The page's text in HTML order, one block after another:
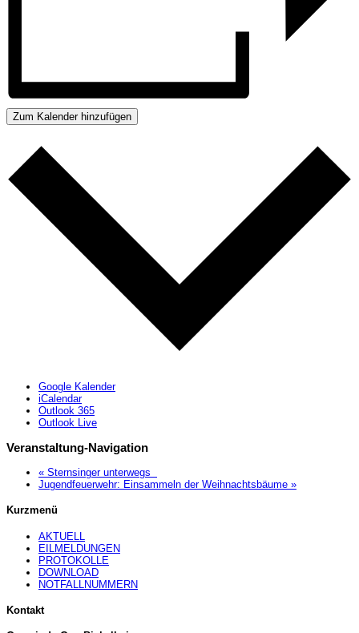
Zum Kalender hinzufügen
Google Kalender
iCalendar
Outlook 365
Outlook Live
Veranstaltung-Navigation
« Sternsinger unterwegs
Jugendfeuerwehr: Einsammeln der Weihnachtsbäume »
Kurzmenü
AKTUELL
EILMELDUNGEN
PROTOKOLLE
DOWNLOAD
NOTFALLNUMMERN
Kontakt